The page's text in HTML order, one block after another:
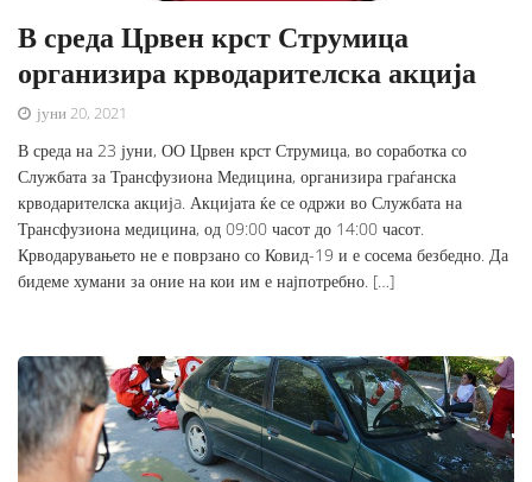
В среда Црвен крст Струмица
организира крводарителска акција
јуни 20, 2021
В среда на 23 јуни, ОО Црвен крст Струмица, во соработка со
Службата за Трансфузиона Медицина, организира граѓанска
крводарителска акцијa. Акцијата ќе се одржи во Службата на
Трансфузиона медицина, од 09:00 часот до 14:00 часот.
Крводарувањето не е поврзано со Ковид-19 и е сосема безбедно. Да
бидеме хумани за оние на кои им е најпотребно. […]